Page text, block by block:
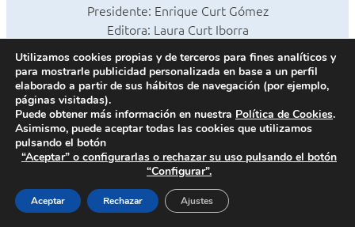
Presidente: Enrique Curt Gómez
Editora: Laura Curt Iborra
Todos los derechos reservados
Paseo de Gracia, 63. 1º 2ª. 08008 Barcelona -933 180 101
Fax 933 183 505
Política de cookies
Política de privacidad
Contacto
Utilizamos cookies propias y de terceros para fines analíticos y
para mostrarle publicidad personalizada en base a un perfil
elaborado a partir de sus hábitos de navegación (por ejemplo,
páginas visitadas).
Puede obtener más información en nuestra Política de Cookies.
Asimismo, puede aceptar todas las cookies que utilizamos
pulsando el botón
“Aceptar” o configurarlas o rechazar su uso pulsando el botón
“Configurar”.
Aceptar Rechazar Ajustes